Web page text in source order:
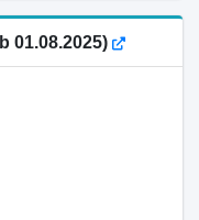
01.08.2025)